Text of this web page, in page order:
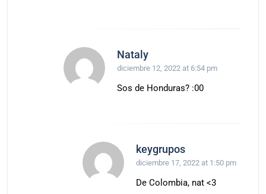
Nataly
diciembre 12, 2022 at 6:54 pm
Sos de Honduras? :00
keygrupos
diciembre 17, 2022 at 1:50 pm
De Colombia, nat <3